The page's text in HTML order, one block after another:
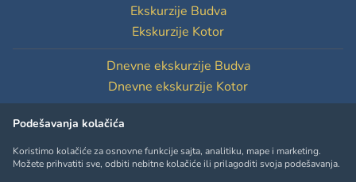
Ekskurzije Budva
Ekskurzije Kotor
Dnevne ekskurzije Budva
Dnevne ekskurzije Kotor
Podešavanja kolačića
Podešavanja kolačića
Koristimo kolačiće za osnovne funkcije sajta, analitiku, mape i marketing.
Možete prihvatiti sve, odbiti nebitne kolačiće ili prilagoditi svoja podešavanja.